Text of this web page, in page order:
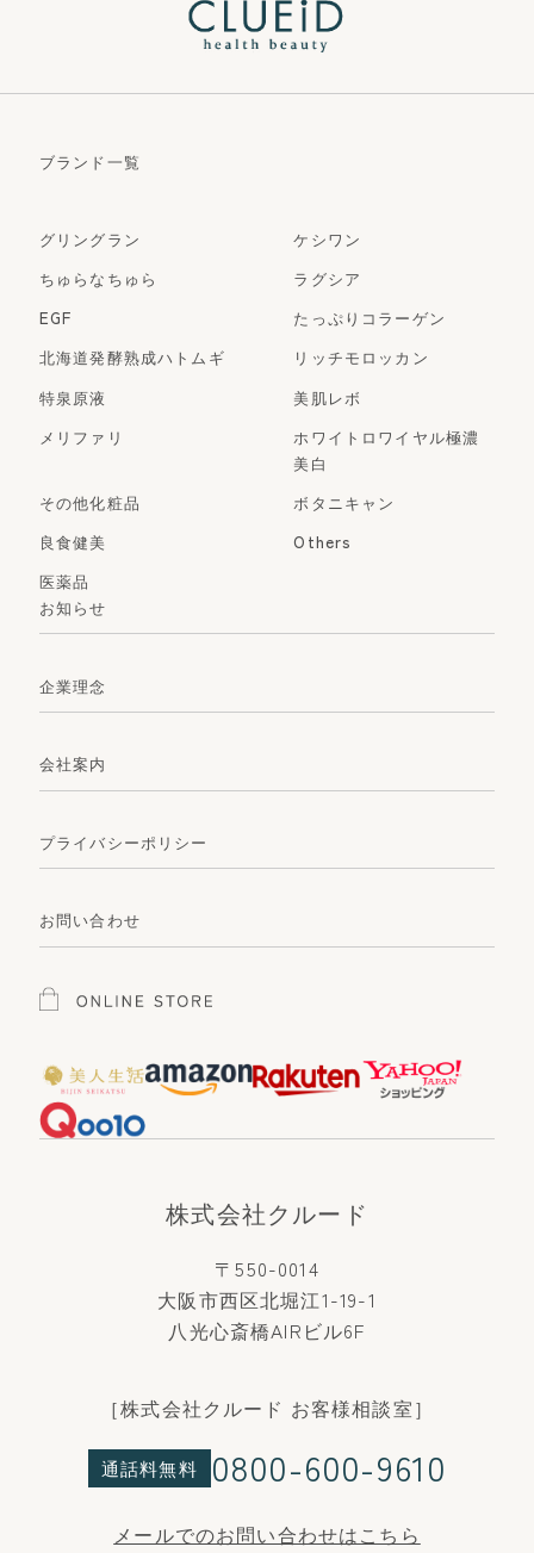
ブランド一覧
グリングラン
ケシワン
ちゅらなちゅら
ラグシア
EGF
たっぷりコラーゲン
北海道発酵熟成ハトムギ
リッチモロッカン
特泉原液
美肌レボ
メリファリ
ホワイトロワイヤル極濃
美白
その他化粧品
ボタニキャン
良食健美
Others
医薬品
お知らせ
企業理念
会社案内
プライバシーポリシー
お問い合わせ
株式会社クルード
〒550-0014
大阪市西区北堀江1-19-1
八光心斎橋AIRビル6F
［株式会社クルード お客様相談室］
通話料無料 0800-600-9610
メールでのお問い合わせはこちら